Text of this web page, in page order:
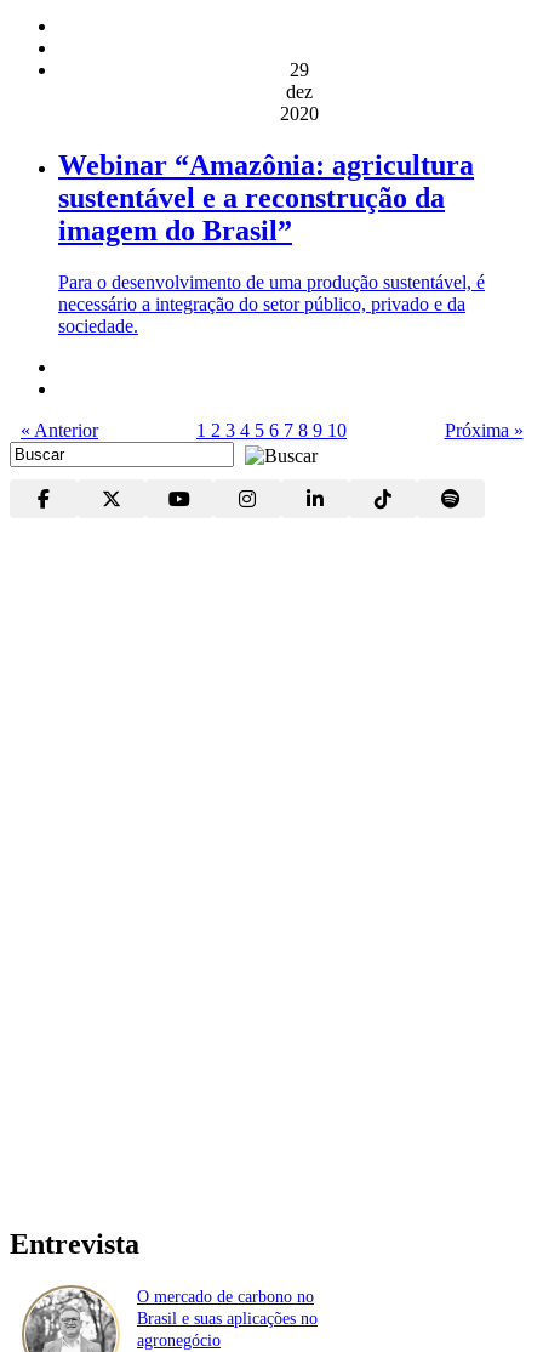
29
dez
2020
Webinar “Amazônia: agricultura
sustentável e a reconstrução da
imagem do Brasil”
Para o desenvolvimento de uma produção sustentável, é
necessário a integração do setor público, privado e da
sociedade.
« Anterior 1 2 3 4 5 6 7 8 9 10 Próxima »
Entrevista
O mercado de carbono no
Brasil e suas aplicações no
agronegócio